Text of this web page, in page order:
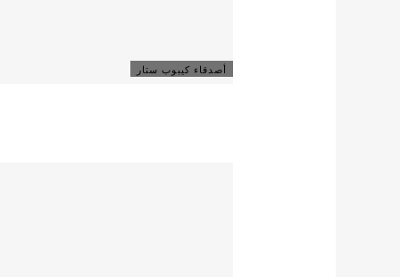
أصدقاء كيبوب ستار